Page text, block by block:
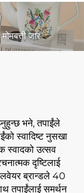
मोमबत्ती जार
भने, तपाईंले
स्वादिष्ट नुसखा
स्वादको उत्सव
दृष्टिलाई
ब्रान्डले 40
तपाईंलाई समर्थन